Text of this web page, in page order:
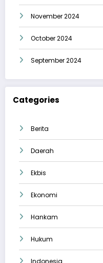
November 2024
October 2024
September 2024
Categories
Berita
Daerah
Ekbis
Ekonomi
Hankam
Hukum
Indonesia